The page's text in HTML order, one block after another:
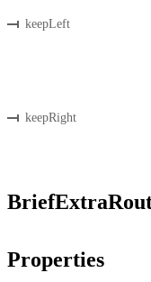
keepLeft
keepRight
Properties